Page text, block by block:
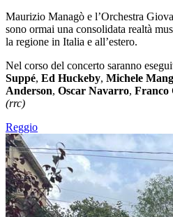
Maurizio Managò e l’Orchestra
sono ormai una consolidata realtà
la regione in Italia e all’estero.
Nel corso del concerto saranno
Suppé, Ed Huckeby, Michele
Anderson, Oscar Navarro, Franco
(rrc)
Reggio